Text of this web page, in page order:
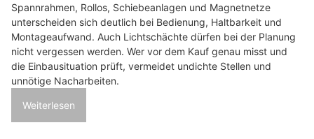
Spannrahmen, Rollos, Schiebeanlagen und Magnetnetze
unterscheiden sich deutlich bei Bedienung, Haltbarkeit und
Montageaufwand. Auch Lichtschächte dürfen bei der Planung
nicht vergessen werden. Wer vor dem Kauf genau misst und
die Einbausituation prüft, vermeidet undichte Stellen und
unnötige Nacharbeiten.
Weiterlesen